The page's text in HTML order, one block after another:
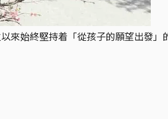
來始終堅持着「從孩子的願望出發」